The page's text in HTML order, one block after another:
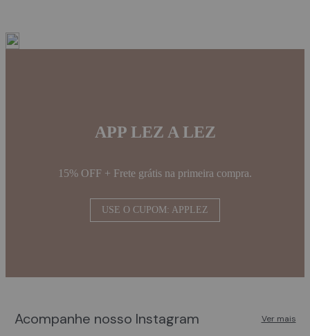
APP LEZ A LEZ
15% OFF + Frete grátis na primeira compra.
USE O CUPOM: APPLEZ
Acompanhe nosso Instagram Ver mais
caminho. Amanhã, Océan chega. #lezalez #ocean
O